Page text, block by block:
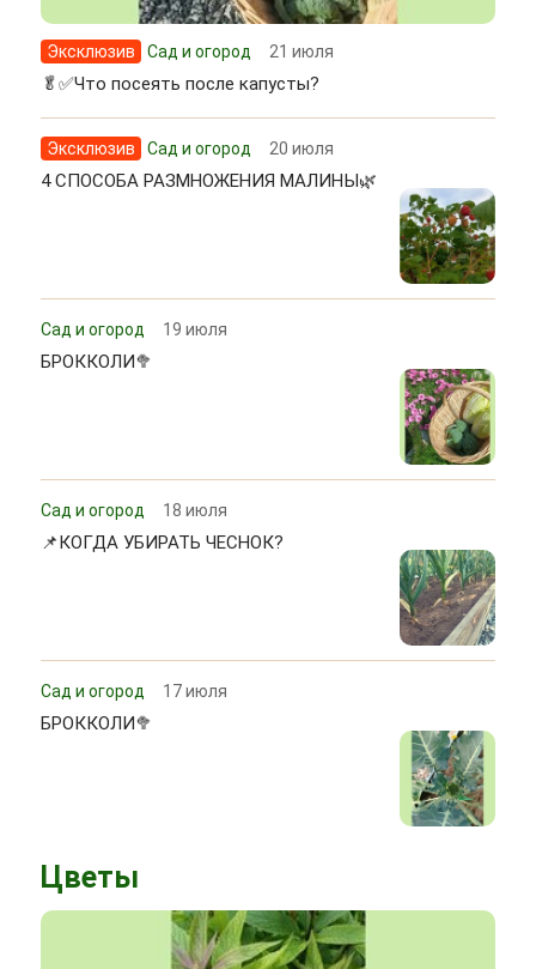
Эксклюзив Сад и огород 21 июля
🥬✅Что посеять после капусты?
Эксклюзив Сад и огород 20 июля
4 СПОСОБА РАЗМНОЖЕНИЯ МАЛИНЫ🌿
Сад и огород 19 июля
БРОККОЛИ🥦
Сад и огород 18 июля
📌КОГДА УБИРАТЬ ЧЕСНОК?
Сад и огород 17 июля
БРОККОЛИ🥦
Цветы